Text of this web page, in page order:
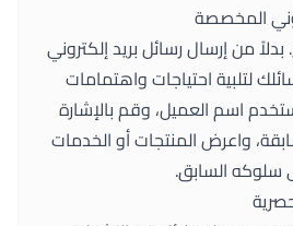
من إرسال رسائل بريد إلكتروني
لتلبية احتياجات واهتمامات
اسم العميل، وقم بالإشارة
واعرض المنتجات أو الخدمات
سلوكه السابق.